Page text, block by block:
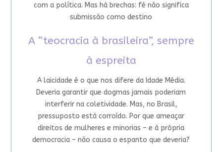
com a política. Mas há brechas: fé não significa
submissão como destino
A “teocracia à brasileira”, sempre
à espreita
A laicidade é o que nos difere da Idade Média.
Deveria garantir que dogmas jamais poderiam
interferir na coletividade. Mas, no Brasil,
pressuposto está corroído. Por que ameaçar
direitos de mulheres e minorias – e à própria
democracia – não causa o espanto que deveria?